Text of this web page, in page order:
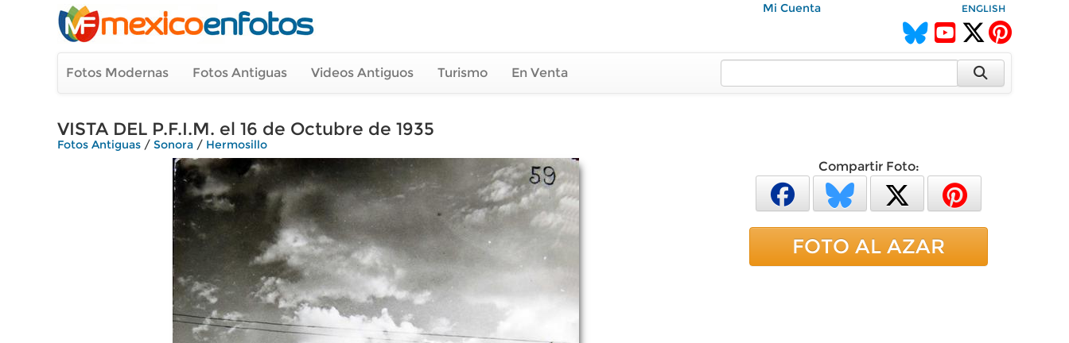
Mi Cuenta ENGLISH
Fotos Modernas Fotos Antiguas Videos Antiguos Turismo En Venta
VISTA DEL P.F.I.M. el 16 de Octubre de 1935
Fotos Antiguas / Sonora / Hermosillo
Compartir Foto:
FOTO AL AZAR